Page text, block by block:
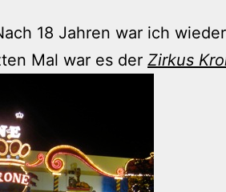
18 Jahren war ich
Mal war es der Zirkus